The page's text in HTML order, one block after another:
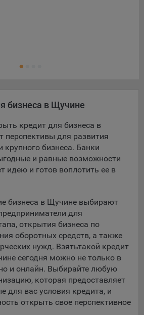
бизнеса в Щучине
кредит для бизнеса в
перспективы для развития
крупного бизнеса. Банки
и равные возможности
идею и готов воплотить ее в
бизнеса в Щучине выбирают
для
открытия бизнеса по
оборотных средств, а также
нужд. Взятьтакой кредит
сегодня можно не только в
и онлайн. Выбирайте любую
которая предоставляет
для вас условия кредита, и
открыть свое перспективное